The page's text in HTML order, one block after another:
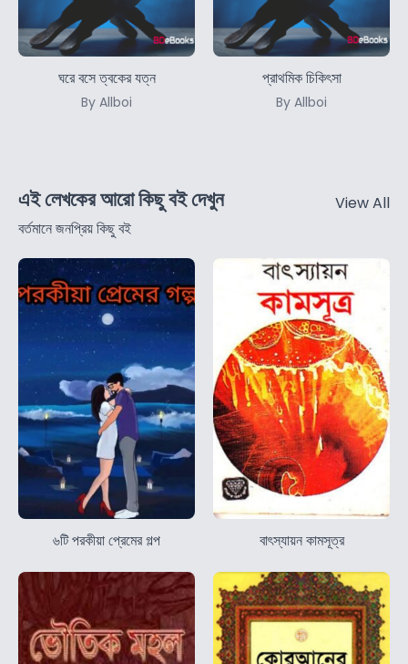
ঘরে বসে ত্বকের যত্ন
By Allboi
প্রাথমিক চিকিৎসা
By Allboi
এই লেখকের আরো কিছু বই দেখুন
বর্তমানে জনপ্রিয় কিছু বই
View All
৬টি পরকীয়া প্রেমের গল্প বাৎস্যায়ন কামসূত্র